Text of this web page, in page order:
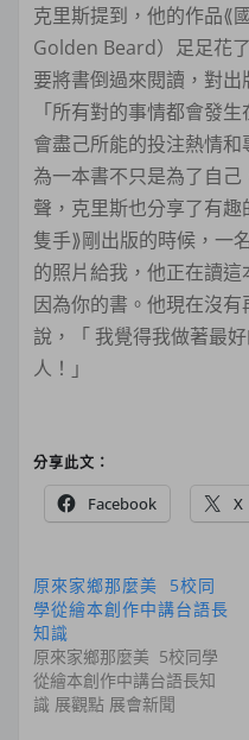
克里斯提到，他的作品⟪
Golden Beard）足足花
要將書倒過來閱讀，對出
「所有對的事情都會發
會盡己所能的投注熱情
為一本書不只是為了自
聲，克里斯也分享了有
隻手⟫剛出版的時候，一
的照片給我，他正在讀這
因為你的書。他現在沒
說，「 我覺得我做著最
人！」
分享此文：
Facebook X
原來家鄉那麼美 5校同
學從繪本創作中講台語長
知識
原來家鄉那麼美 5校同學
從繪本創作中講台語長知
識 展觀點 展會新聞